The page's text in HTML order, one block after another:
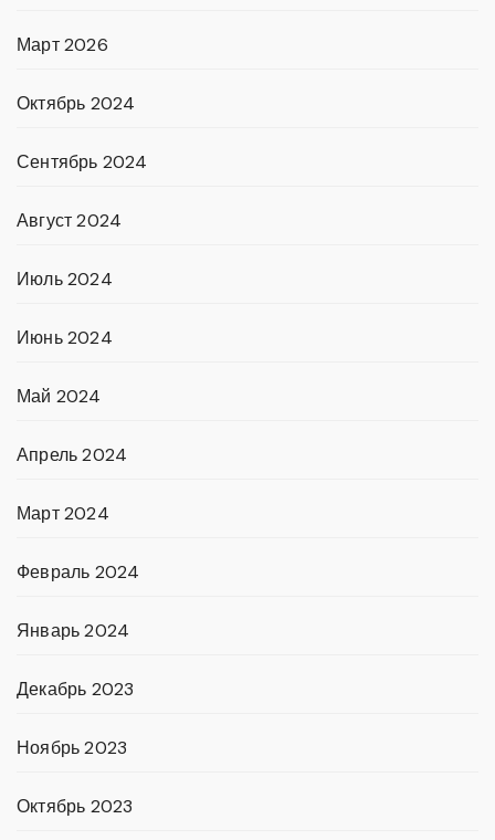
Март 2026
Октябрь 2024
Сентябрь 2024
Август 2024
Июль 2024
Июнь 2024
Май 2024
Апрель 2024
Март 2024
Февраль 2024
Январь 2024
Декабрь 2023
Ноябрь 2023
Октябрь 2023